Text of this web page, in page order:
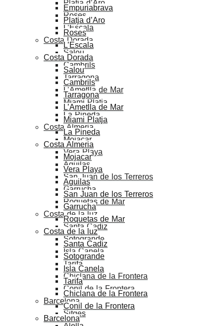
Platja d’Aro
Roses
L’Escala
Costa Dorada
Salou
Cambrils
Tarragona
L’Ametlla de Mar
Miami Platja
La Pineda
Costa Almeria
Mojacar
Vera Playa
Aguilas
San Juan de los Terreros
Garrucha
Roquetas de Mar
Costa de la luz
Santa Cadiz
Sotogrande
Isla Canela
Tarifa
Chiclana de la Frontera
Conil de la Frontera
Barcelona
Sitges
Empuriabrava
Platja d’Aro
Roses
L’Escala
Costa Dorada
Salou
Cambrils
Tarragona
L’Ametlla de Mar
Miami Platja
La Pineda
Costa Almeria
Mojacar
Vera Playa
Aguilas
San Juan de los Terreros
Garrucha
Roquetas de Mar
Costa de la luz
Santa Cadiz
Sotogrande
Isla Canela
Tarifa
Chiclana de la Frontera
Conil de la Frontera
Barcelona